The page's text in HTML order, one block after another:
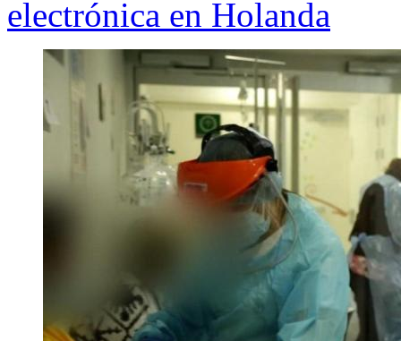
electrónica en Holanda